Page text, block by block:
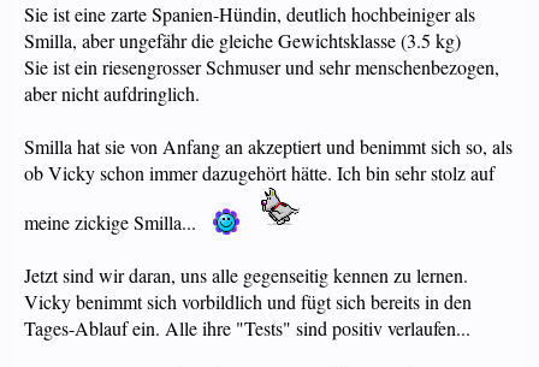
Sie ist eine zarte Spanien-Hündin, deutlich hochbeiniger als
Smilla, aber ungefähr die gleiche Gewichtsklasse (3.5 kg)
Sie ist ein riesengrosser Schmuser und sehr menschenbezogen,
aber nicht aufdringlich.
Smilla hat sie von Anfang an akzeptiert und benimmt sich so, als
ob Vicky schon immer dazugehört hätte. Ich bin sehr stolz auf
meine zickige Smilla...
Jetzt sind wir daran, uns alle gegenseitig kennen zu lernen.
Vicky benimmt sich vorbildlich und fügt sich bereits in den
Tages-Ablauf ein. Alle ihre "Tests" sind positiv verlaufen...